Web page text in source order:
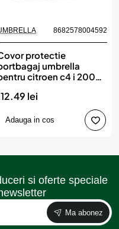
8682578004592
protectie
umbrella
citroen c4 i 2004-
lei
Adauga in cos
si oferte speciale
Ma abonez